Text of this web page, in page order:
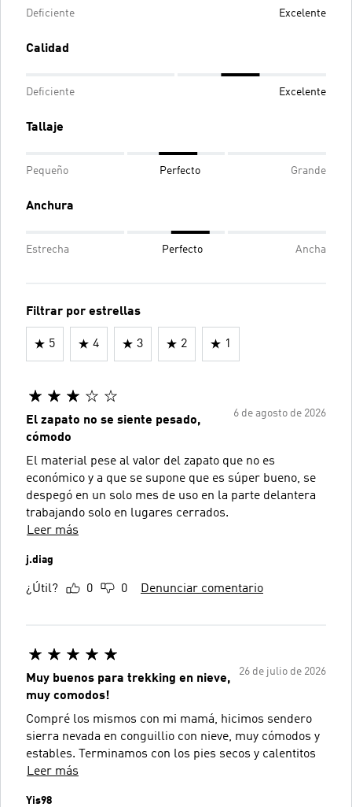
Deficiente Excelente
Calidad
Deficiente Excelente
Tallaje
Pequeño Perfecto Grande
Anchura
Estrecha Perfecto Ancha
Filtrar por estrellas
5 4 3 2 1
6 de agosto de 2026
El zapato no se siente pesado,
cómodo
El material pese al valor del zapato que no es
económico y a que se supone que es súper bueno, se
despegó en un solo mes de uso en la parte delantera
trabajando solo en lugares cerrados.
Leer más
j.diag
¿Útil? 0 0 Denunciar comentario
26 de julio de 2026
Muy buenos para trekking en nieve,
muy comodos!
Compré los mismos con mi mamá, hicimos sendero
sierra nevada en conguillio con nieve, muy cómodos y
estables. Terminamos con los pies secos y calentitos
Leer más
Yis98